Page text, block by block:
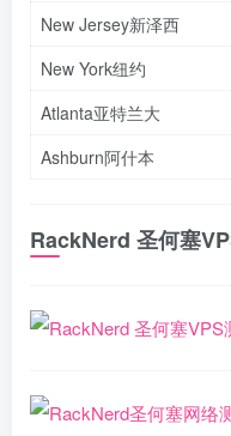
New Jersey新泽西
New York纽约
Atlanta亚特兰大
Ashburn阿什本
RackNerd 圣何塞